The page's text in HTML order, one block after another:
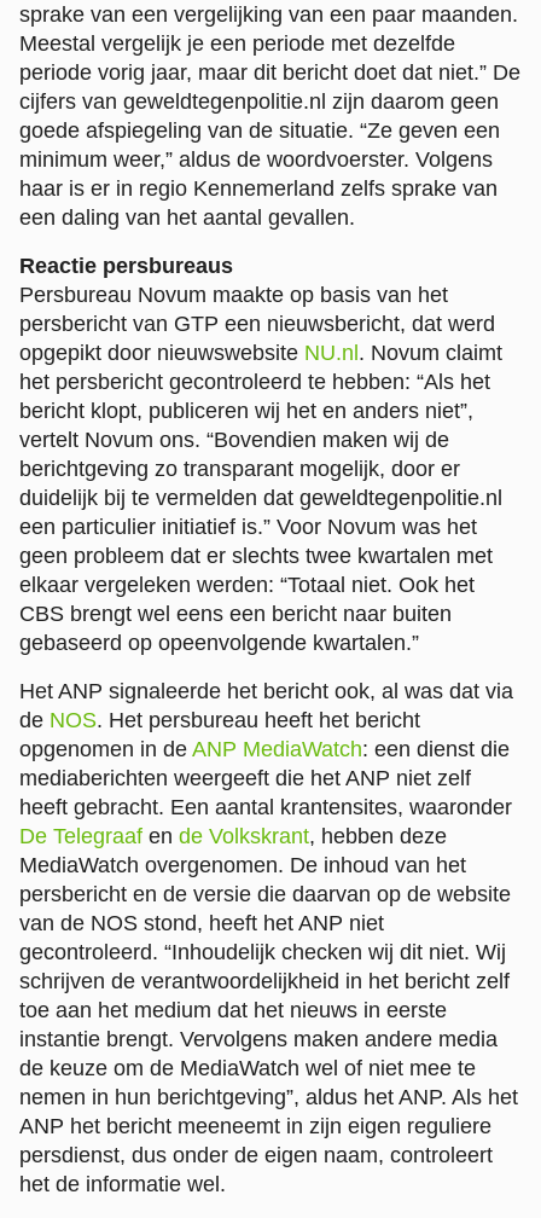
sprake van een vergelijking van een paar maanden.
Meestal vergelijk je een periode met dezelfde
periode vorig jaar, maar dit bericht doet dat niet.” De
cijfers van geweldtegenpolitie.nl zijn daarom geen
goede afspiegeling van de situatie. “Ze geven een
minimum weer,” aldus de woordvoerster. Volgens
haar is er in regio Kennemerland zelfs sprake van
een daling van het aantal gevallen.
Reactie persbureaus
Persbureau Novum maakte op basis van het
persbericht van GTP een nieuwsbericht, dat werd
opgepikt door nieuwswebsite NU.nl. Novum claimt
het persbericht gecontroleerd te hebben: “Als het
bericht klopt, publiceren wij het en anders niet”,
vertelt Novum ons. “Bovendien maken wij de
berichtgeving zo transparant mogelijk, door er
duidelijk bij te vermelden dat geweldtegenpolitie.nl
een particulier initiatief is.” Voor Novum was het
geen probleem dat er slechts twee kwartalen met
elkaar vergeleken werden: “Totaal niet. Ook het
CBS brengt wel eens een bericht naar buiten
gebaseerd op opeenvolgende kwartalen.”
Het ANP signaleerde het bericht ook, al was dat via
de NOS. Het persbureau heeft het bericht
opgenomen in de ANP MediaWatch: een dienst die
mediaberichten weergeeft die het ANP niet zelf
heeft gebracht. Een aantal krantensites, waaronder
De Telegraaf en de Volkskrant, hebben deze
MediaWatch overgenomen. De inhoud van het
persbericht en de versie die daarvan op de website
van de NOS stond, heeft het ANP niet
gecontroleerd. “Inhoudelijk checken wij dit niet. Wij
schrijven de verantwoordelijkheid in het bericht zelf
toe aan het medium dat het nieuws in eerste
instantie brengt. Vervolgens maken andere media
de keuze om de MediaWatch wel of niet mee te
nemen in hun berichtgeving”, aldus het ANP. Als het
ANP het bericht meeneemt in zijn eigen reguliere
persdienst, dus onder de eigen naam, controleert
het de informatie wel.